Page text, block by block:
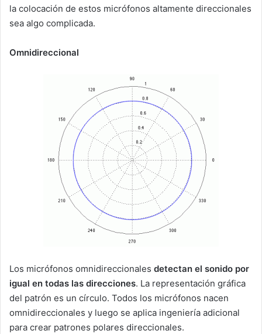
la colocación de estos micrófonos altamente direccionales
sea algo complicada.
Omnidireccional
Los micrófonos omnidireccionales detectan el sonido por
igual en todas las direcciones. La representación gráfica
del patrón es un círculo. Todos los micrófonos nacen
omnidireccionales y luego se aplica ingeniería adicional
para crear patrones polares direccionales.